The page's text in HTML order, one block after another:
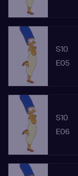
S10
E05
S10
E06